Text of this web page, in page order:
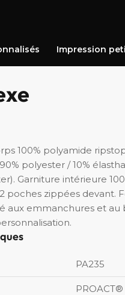
Impression
100% polyamide
polyester / 10%
Garniture intérieure
poches zippées devant.
aux emmanchures et
PA235
PROACT®